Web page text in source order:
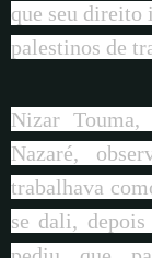
que seu direito
palestinos de
Nizar
Nazaré,
trabalhava
se dali,